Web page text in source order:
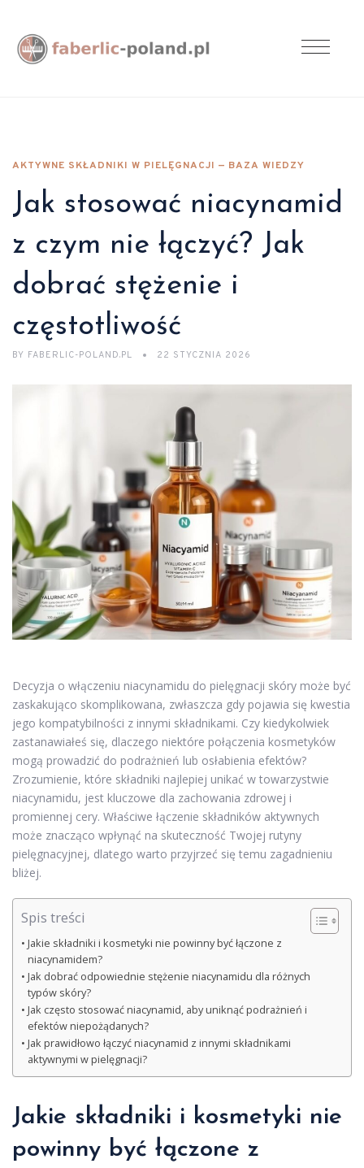
AKTYWNE SKŁADNIKI W PIELĘGNACJI — BAZA WIEDZY
Jak stosować niacynamid
z czym nie łączyć? Jak
dobrać stężenie i
częstotliwość
BY FABERLIC-POLAND.PL 22 STYCZNIA 2026
Decyzja o włączeniu niacynamidu do pielęgnacji skóry może być
zaskakująco skomplikowana, zwłaszcza gdy pojawia się kwestia
jego kompatybilności z innymi składnikami. Czy kiedykolwiek
zastanawiałeś się, dlaczego niektóre połączenia kosmetyków
mogą prowadzić do podrażnień lub osłabienia efektów?
Zrozumienie, które składniki najlepiej unikać w towarzystwie
niacynamidu, jest kluczowe dla zachowania zdrowej i
promiennej cery. Właściwe łączenie składników aktywnych
może znacząco wpłynąć na skuteczność Twojej rutyny
pielęgnacyjnej, dlatego warto przyjrzeć się temu zagadnieniu
bliżej.
Spis treści
Jakie składniki i kosmetyki nie powinny być łączone z
niacynamidem?
Jak dobrać odpowiednie stężenie niacynamidu dla różnych
typów skóry?
Jak często stosować niacynamid, aby uniknąć podrażnień i
efektów niepożądanych?
Jak prawidłowo łączyć niacynamid z innymi składnikami
aktywnymi w pielęgnacji?
Jakie składniki i kosmetyki nie
powinny być łączone z